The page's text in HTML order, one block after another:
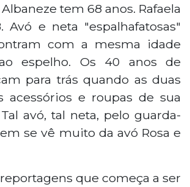
tem 68 anos. Rafaela
Avó e neta "espalhafatosas"
com a mesma idade
espelho. Os 40 anos de
para trás quando as duas
acessórios e roupas de sua
avó, tal neta, pelo guarda-
se vê muito da avó Rosa e
que começa a ser